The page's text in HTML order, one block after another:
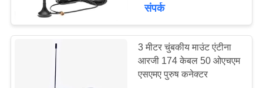
संपर्क
3 मीटर चुंबकीय माउंट एंटीना
आरजी 174 केबल 50 ओएचएम
एसएमए पुरुष कनेक्टर